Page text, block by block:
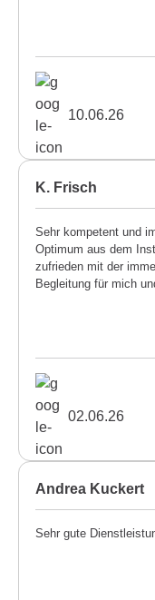
10.06.26
K. Frisch
Sehr kompetent und
Optimum aus dem
zufrieden mit der
Begleitung für mich
02.06.26
Andrea Kuckert
Sehr gute